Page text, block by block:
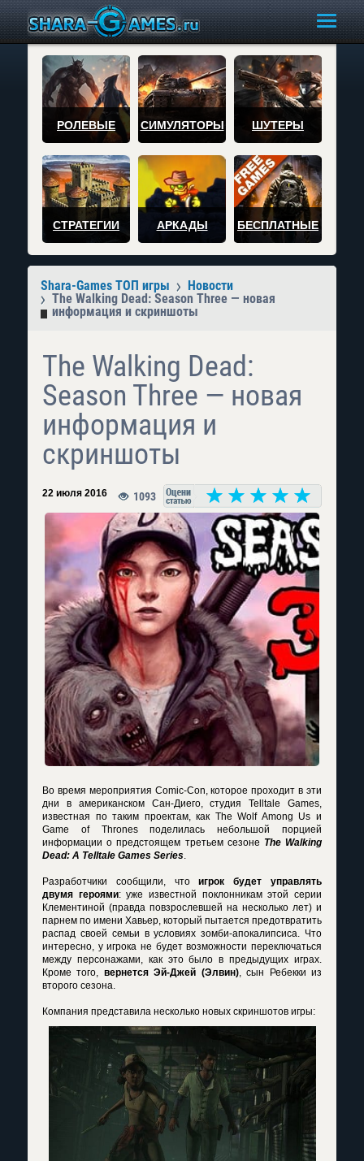
РОЛЕВЫЕ СИМУЛЯТОРЫ ШУТЕРЫ
СТРАТЕГИИ АРКАДЫ БЕСПЛАТНЫЕ
Shara-Games ТОП игры
Новости
The Walking Dead: Season Three — новая
информация и скриншоты
The Walking Dead:
Season Three — новая
информация и
скриншоты
22 июля 2016 1093
Во время мероприятия Comic-Con, которое проходит в эти
дни в американском Сан-Диего, студия Telltale Games,
известная по таким проектам, как The Wolf Among Us и
Game of Thrones поделилась небольшой порцией
информации о предстоящем третьем сезоне The Walking
Dead: A Telltale Games Series.
Разработчики сообщили, чтоигрок будет управлять
двумя героями: уже известной поклонникам этой серии
Клементиной (правда повзрослевшей на несколько лет) и
парнем по имени Хавьер, который пытается предотвратить
распад своей семьи в условиях зомби-апокалипсиса. Что
интересно, у игрока не будет возможности переключаться
между персонажами, как это было в предыдущих играх.
Кроме того, вернется Эй-Джей (Элвин), сын Ребекки из
второго сезона.
Компания представила несколько новых скриншотов игры: